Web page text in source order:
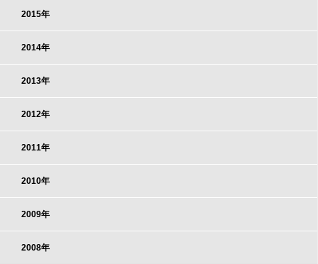
2015年
2014年
2013年
2012年
2011年
2010年
2009年
2008年